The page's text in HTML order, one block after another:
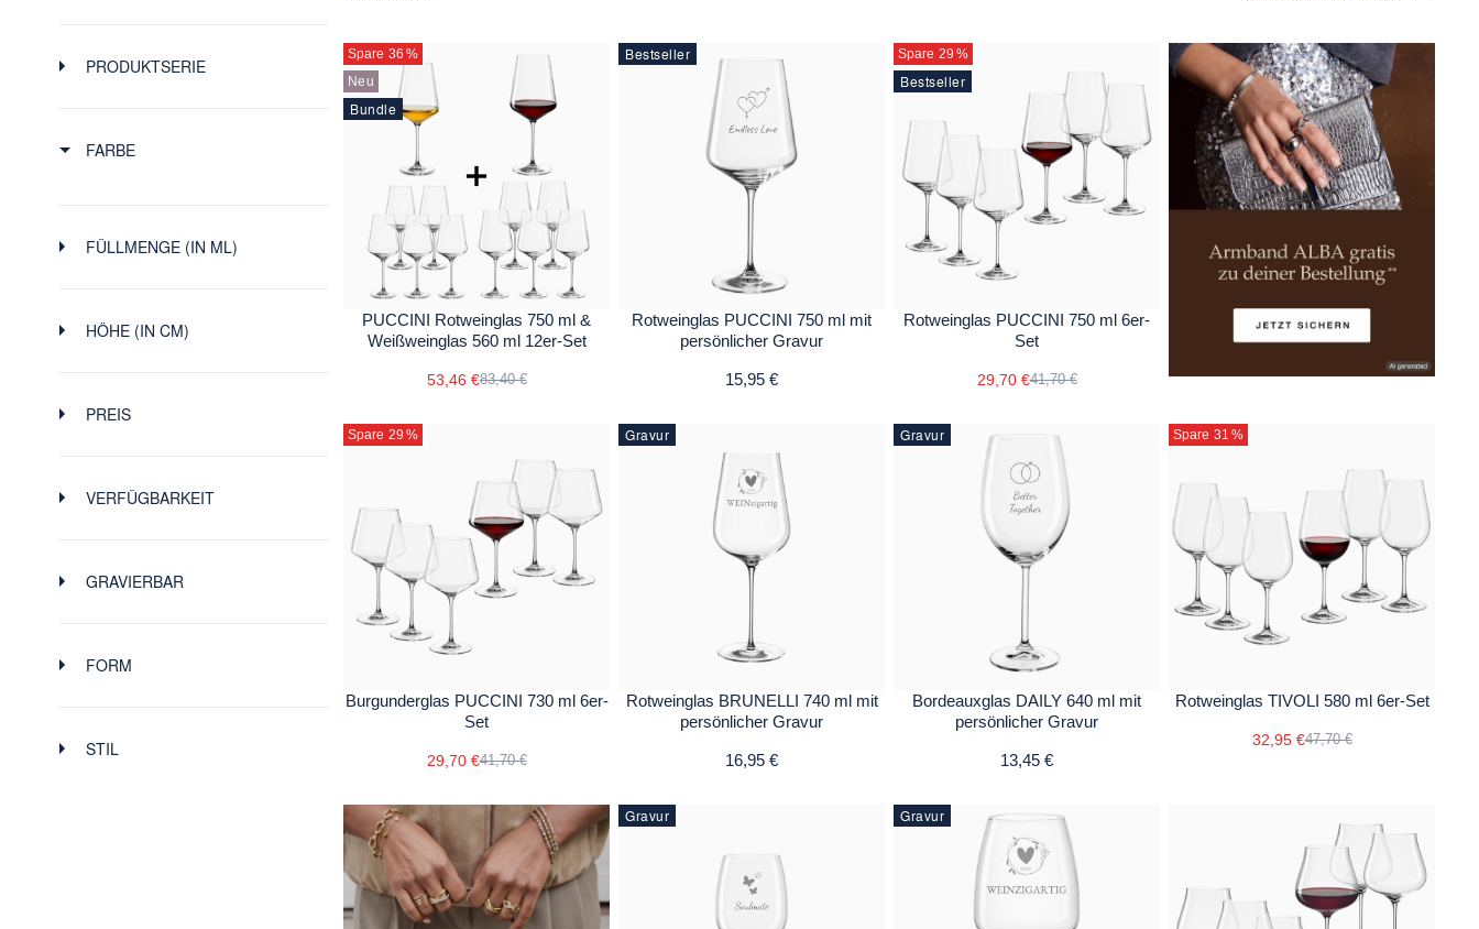
PRODUKTSERIE
FARBE
FÜLLMENGE (IN ML)
HÖHE (IN CM)
PREIS
VERFÜGBARKEIT
GRAVIERBAR
FORM
STIL
Spare 36 %
Neu
Bundle
PUCCINI Rotweinglas 750 ml &
Weißweinglas 560 ml 12er-Set
53,46 €83,40 €
Bestseller
Rotweinglas PUCCINI 750 ml mit
persönlicher Gravur
15,95 €
Spare 29 %
Bestseller
Rotweinglas PUCCINI 750 ml 6er-
Set
29,70 €41,70 €
Spare 29 %
Burgunderglas PUCCINI 730 ml 6er-
Set
29,70 €41,70 €
Gravur
Rotweinglas BRUNELLI 740 ml mit
persönlicher Gravur
16,95 €
Gravur
Bordeauxglas DAILY 640 ml mit
persönlicher Gravur
13,45 €
Spare 31 %
Rotweinglas TIVOLI 580 ml 6er-Set
32,95 €47,70 €
Gravur Gravur